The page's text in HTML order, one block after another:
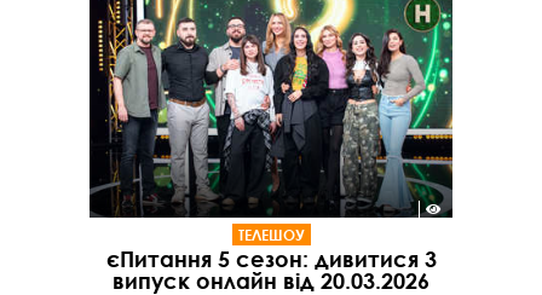
ТЕЛЕШОУ
єПитання 5 сезон: дивитися 3
випуск онлайн від 20.03.2026